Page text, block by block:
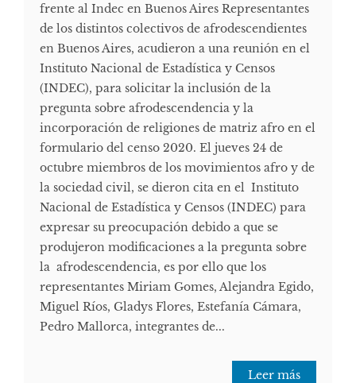
frente al Indec en Buenos Aires Representantes
de los distintos colectivos de afrodescendientes
en Buenos Aires, acudieron a una reunión en el
Instituto Nacional de Estadística y Censos
(INDEC), para solicitar la inclusión de la
pregunta sobre afrodescendencia y la
incorporación de religiones de matriz afro en el
formulario del censo 2020. El jueves 24 de
octubre miembros de los movimientos afro y de
la sociedad civil, se dieron cita en el Instituto
Nacional de Estadística y Censos (INDEC) para
expresar su preocupación debido a que se
produjeron modificaciones a la pregunta sobre
la afrodescendencia, es por ello que los
representantes Miriam Gomes, Alejandra Egido,
Miguel Ríos, Gladys Flores, Estefanía Cámara,
Pedro Mallorca, integrantes de...
Leer más